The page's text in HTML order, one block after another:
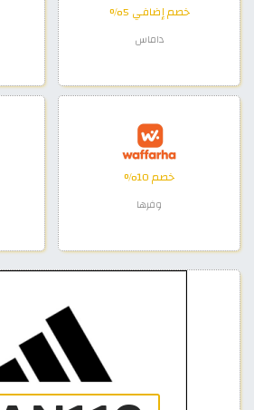
خصم إضافي 5%
داماس
خصم 10%
وفرها